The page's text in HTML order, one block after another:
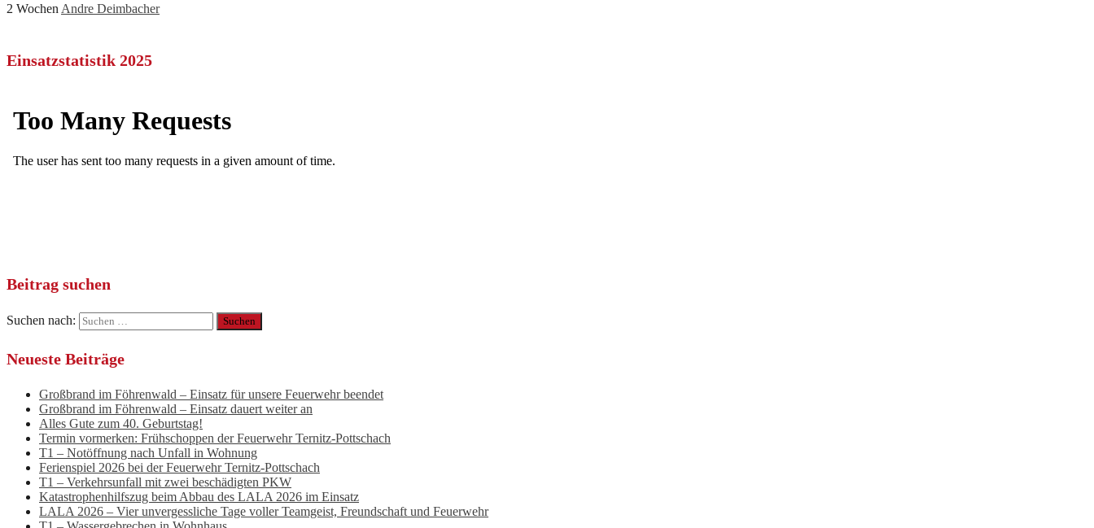
2 Wochen Andre Deimbacher
Einsatzstatistik 2025
Beitrag suchen
Suchen nach:
Neueste Beiträge
Großbrand im Föhrenwald – Einsatz für unsere Feuerwehr beendet
Großbrand im Föhrenwald – Einsatz dauert weiter an
Alles Gute zum 40. Geburtstag!
Termin vormerken: Frühschoppen der Feuerwehr Ternitz-Pottschach
T1 – Notöffnung nach Unfall in Wohnung
Ferienspiel 2026 bei der Feuerwehr Ternitz-Pottschach
T1 – Verkehrsunfall mit zwei beschädigten PKW
Katastrophenhilfszug beim Abbau des LALA 2026 im Einsatz
LALA 2026 – Vier unvergessliche Tage voller Teamgeist, Freundschaft und Feuerwehr